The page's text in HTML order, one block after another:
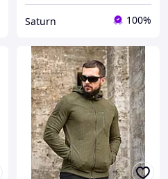
Saturn 100%